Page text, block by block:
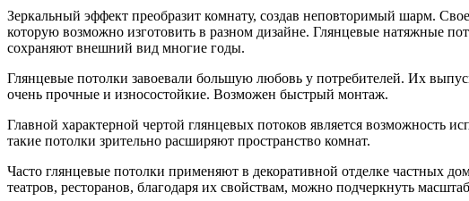
Зеркальный эффект преобразит комнату, создав неповторимый шарм.
которую возможно изготовить в разном дизайне. Глянцевые натяжные
сохраняют внешний вид многие годы.
Глянцевые потолки завоевали большую любовь у потребителей. Их
очень прочные и износостойкие. Возможен быстрый монтаж.
Главной характерной чертой глянцевых потоков является возможность
такие потолки зрительно расширяют пространство комнат.
Часто глянцевые потолки применяют в декоративной отделке частных
театров, ресторанов, благодаря их свойствам, можно подчеркнуть